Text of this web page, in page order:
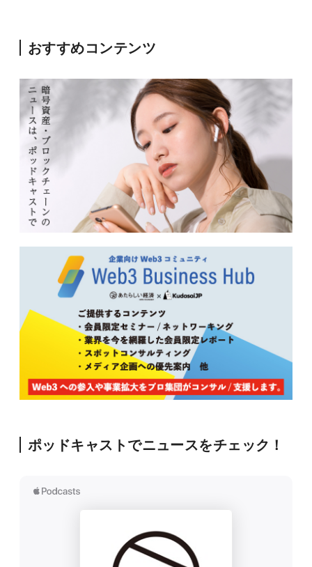
おすすめコンテンツ
ポッドキャストでニュースをチェック！